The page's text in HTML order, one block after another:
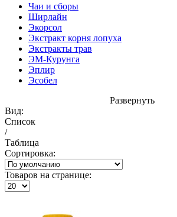
Чаи и сборы
Ширлайн
Экорсол
Экстракт корня лопуха
Экстракты трав
ЭМ-Курунга
Эплир
Эсобел
Развернуть
Вид:
Список
/
Таблица
Сортировка:
Товаров на странице: